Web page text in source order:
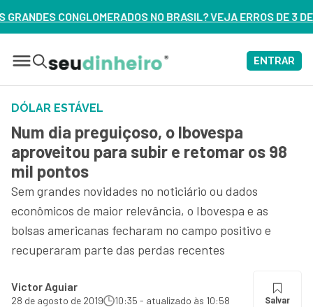
NO BRASIL? VEJA ERROS DE 3 DELES – ASSISTA AGORA
ENTRAR
DÓLAR ESTÁVEL
Num dia preguiçoso, o Ibovespa
aproveitou para subir e retomar os 98
mil pontos
Sem grandes novidades no noticiário ou dados
econômicos de maior relevância, o Ibovespa e as
bolsas americanas fecharam no campo positivo e
recuperaram parte das perdas recentes
Victor Aguiar
28 de agosto de 2019 10:35 - atualizado às 10:58 Salvar